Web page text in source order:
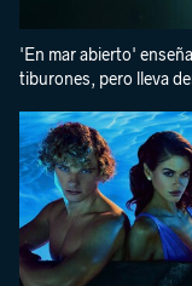
'En mar abierto'
tiburones, pero lleva